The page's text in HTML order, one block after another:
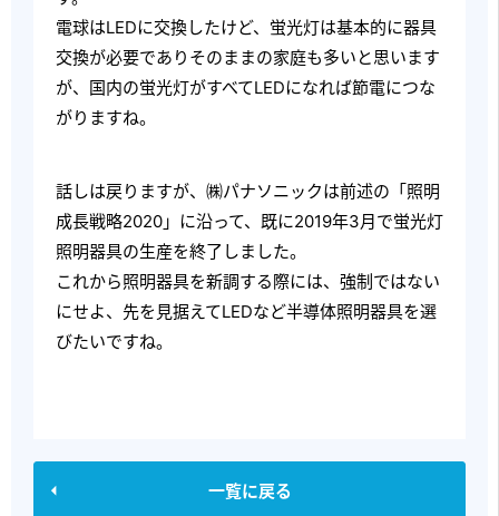
電球はLEDに交換したけど、蛍光灯は基本的に器具
交換が必要でありそのままの家庭も多いと思います
が、国内の蛍光灯がすべてLEDになれば節電につな
がりますね。
話しは戻りますが、㈱パナソニックは前述の「照明
成長戦略2020」に沿って、既に2019年3月で蛍光灯
照明器具の生産を終了しました。
これから照明器具を新調する際には、強制ではない
にせよ、先を見据えてLEDなど半導体照明器具を選
びたいですね。
一覧に戻る